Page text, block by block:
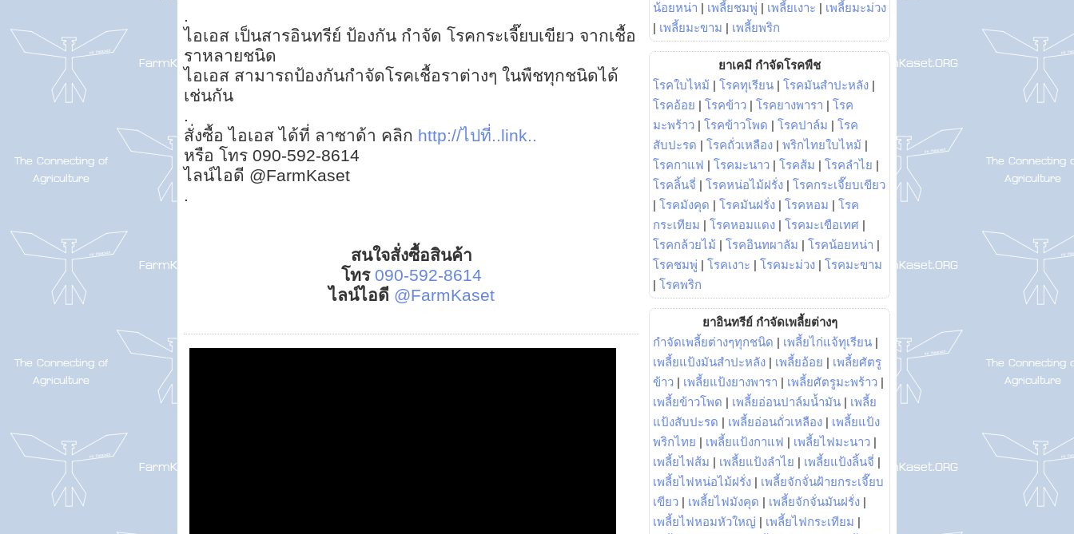
.
ไอเอส เป็นสารอินทรีย์ ป้องกัน กำจัด โรคกระเจี๊ยบเขียว จากเชื้อ
ราหลายชนิด
ไอเอส สามารถป้องกันกำจัดโรคเชื้อราต่างๆ ในพืชทุกชนิดได้
เช่นกัน
.
สั่งซื้อ ไอเอส ได้ที่ ลาซาด้า คลิก http://ไปที่..link..
หรือ โทร 090-592-8614
ไลน์ไอดี @FarmKaset
.
สนใจสั่งซื้อสินค้า
โทร 090-592-8614
ไลน์ไอดี @FarmKaset
น้อยหน่า | เพลี้ยชมพู่ | เพลี้ยเงาะ | เพลี้ยมะม่วง
| เพลี้ยมะขาม | เพลี้ยพริก
ยาเคมี กำจัดโรคพืช
โรคใบไหม้ | โรคทุเรียน | โรคมันสำปะหลัง |
โรคอ้อย | โรคข้าว | โรคยางพารา | โรค
มะพร้าว | โรคข้าวโพด | โรคปาล์ม | โรค
สับปะรด | โรคถั่วเหลือง | พริกไทยใบไหม้ |
โรคกาแฟ | โรคมะนาว | โรคส้ม | โรคลำไย |
โรคลิ้นจี่ | โรคหน่อไม้ฝรั่ง | โรคกระเจี๊ยบเขียว
| โรคมังคุด | โรคมันฝรั่ง | โรคหอม | โรค
กระเทียม | โรคหอมแดง | โรคมะเขือเทศ |
โรคกล้วยไม้ | โรคอินทผาลัม | โรคน้อยหน่า |
โรคชมพู่ | โรคเงาะ | โรคมะม่วง | โรคมะขาม
| โรคพริก
ยาอินทรีย์ กำจัดเพลี้ยต่างๆ
กำจัดเพลี้ยต่างๆทุกชนิด | เพลี้ยไก่แจ้ทุเรียน |
เพลี้ยแป้งมันสำปะหลัง | เพลี้ยอ้อย | เพลี้ยศัตรู
ข้าว | เพลี้ยแป้งยางพารา | เพลี้ยศัตรูมะพร้าว |
เพลี้ยข้าวโพด | เพลี้ยอ่อนปาล์มน้ำมัน | เพลี้ย
แป้งสับปะรด | เพลี้ยอ่อนถั่วเหลือง | เพลี้ยแป้ง
พริกไทย | เพลี้ยแป้งกาแฟ | เพลี้ยไฟมะนาว |
เพลี้ยไฟส้ม | เพลี้ยแป้งลำไย | เพลี้ยแป้งลิ้นจี่ |
เพลี้ยไฟหน่อไม้ฝรั่ง | เพลี้ยจักจั่นฝ้ายกระเจี๊ยบ
เขียว | เพลี้ยไฟมังคุด | เพลี้ยจักจั่นมันฝรั่ง |
เพลี้ยไฟหอมหัวใหญ่ | เพลี้ยไฟกระเทียม |